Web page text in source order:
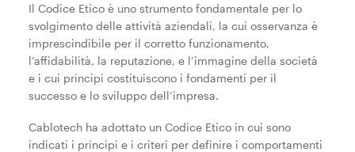
Industrie
News
Contatti
Il Codice Etico è uno strumento fondamentale per lo
svolgimento delle attività aziendali, la cui osservanza è
imprescindibile per il corretto funzionamento,
l’affidabilità, la reputazione, e l’immagine della società
e i cui principi costituiscono i fondamenti per il
successo e lo sviluppo dell’impresa.
Cablotech ha adottato un Codice Etico in cui sono
indicati i principi e i criteri per definire i comportamenti